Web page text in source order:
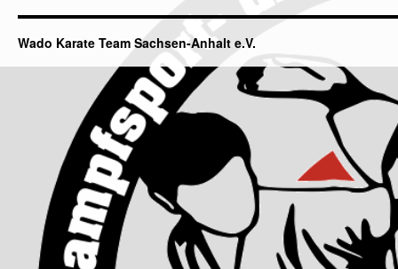
Wado Karate Team Sachsen-Anhalt e.V.